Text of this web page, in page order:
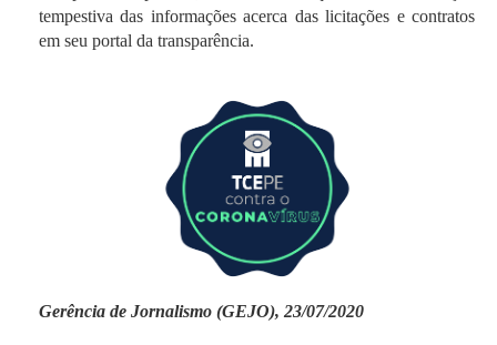
tempestiva das informações acerca das licitações e contratos
em seu portal da transparência.
Gerência de Jornalismo (GEJO), 23/07/2020